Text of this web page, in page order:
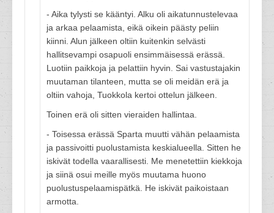
- Aika tylysti se kääntyi. Alku oli aikatunnustelevaa
ja arkaa pelaamista, eikä oikein päästy peliin
kiinni. Alun jälkeen oltiin kuitenkin selvästi
hallitsevampi osapuoli ensimmäisessä erässä.
Luotiin paikkoja ja pelattiin hyvin. Sai vastustajakin
muutaman tilanteen, mutta se oli meidän erä ja
oltiin vahoja, Tuokkola kertoi ottelun jälkeen.
Toinen erä oli sitten vieraiden hallintaa.
- Toisessa erässä Sparta muutti vähän pelaamista
ja passivoitti puolustamista keskialueella. Sitten he
iskivät todella vaarallisesti. Me menetettiin kiekkoja
ja siinä osui meille myös muutama huono
puolustuspelaamispätkä. He iskivät paikoistaan
armotta.